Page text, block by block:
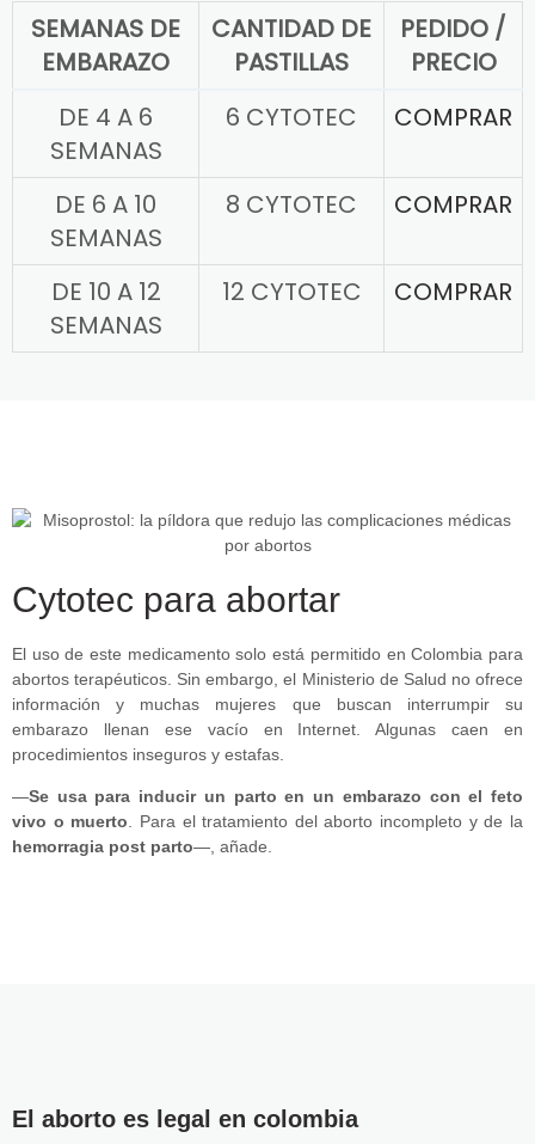
SEMANAS DE
EMBARAZO
CANTIDAD DE
PASTILLAS
PEDIDO /
PRECIO
DE 4 A 6
SEMANAS
6 CYTOTEC COMPRAR
DE 6 A 10
SEMANAS
8 CYTOTEC COMPRAR
DE 10 A 12
SEMANAS
12 CYTOTEC COMPRAR
Cytotec para abortar
El uso de este medicamento solo está permitido en Colombia para
abortos terapéuticos. Sin embargo, el Ministerio de Salud no ofrece
información y muchas mujeres que buscan interrumpir su
embarazo llenan ese vacío en Internet. Algunas caen en
procedimientos inseguros y estafas.
—Se usa para inducir un parto en un embarazo con el feto
vivo o muerto . Para el tratamiento del aborto incompleto y de la
hemorragia post parto—, añade.
El aborto es legal en colombia